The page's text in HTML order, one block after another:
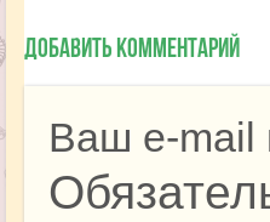
Добавить комментарий
Ваш e-mail